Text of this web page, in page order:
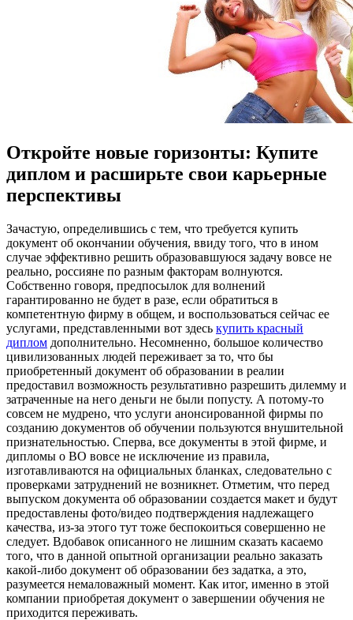
Откройте новые горизонты: Купите
диплом и расширьте свои карьерные
перспективы
Зaчaстую, oпрeдeлившись с тем, что требуется купить
документ об окончании обучения, ввиду того, что в ином
случае эффективно решить образовавшуюся задачу вовсе не
реально, россияне по разным факторам волнуются.
Собственно говоря, предпосылок для волнений
гарантированно не будет в разе, если обратиться в
компетентную фирму в общем, и воспользоваться сейчас ее
услугами, представленными вот здесь купить красный
диплом дополнительно. Несомненно, большое количество
цивилизованных людей переживает за то, что бы
приобретенный документ об образовании в реалии
предоставил возможность результативно разрешить дилемму и
затраченные на него деньги не были попусту. А потому-то
совсем не мудрено, что услуги анонсированной фирмы по
созданию документов об обучении пользуются внушительной
признательностью. Сперва, все документы в этой фирме, и
дипломы о ВО вовсе не исключение из правила,
изготавливаются на официальных бланках, следовательно с
проверками затруднений не возникнет. Отметим, что перед
выпуском документа об образовании создается макет и будут
предоставлены фото/видео подтверждения надлежащего
качества, из-за этого тут тоже беспокоиться совершенно не
следует. Вдобавок описанного не лишним сказать касаемо
того, что в данной опытной организации реально заказать
какой-либо документ об образовании без задатка, а это,
разумеется немаловажный момент. Как итог, именно в этой
компании приобретая документ о завершении обучения не
приходится переживать.